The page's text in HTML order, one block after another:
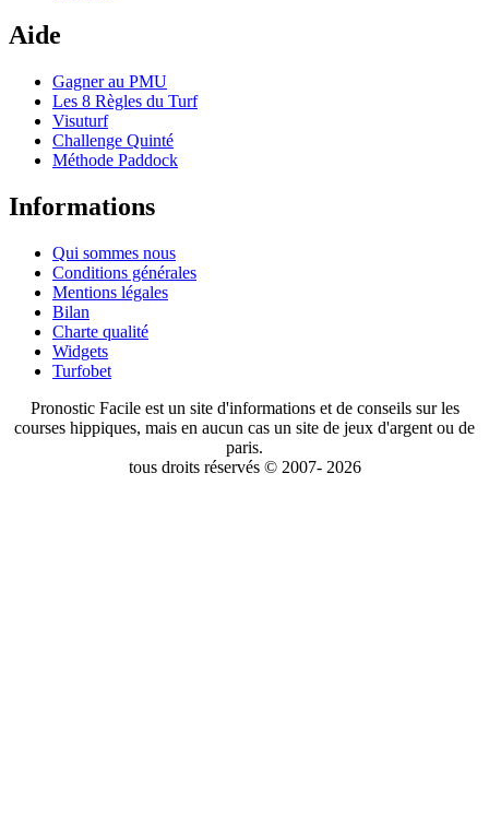
Aide
Gagner au PMU
Les 8 Règles du Turf
Visuturf
Challenge Quinté
Méthode Paddock
Informations
Qui sommes nous
Conditions générales
Mentions légales
Bilan
Charte qualité
Widgets
Turfobet
Pronostic Facile est un site d'informations et de conseils sur les
courses hippiques, mais en aucun cas un site de jeux d'argent ou de
paris.
tous droits réservés © 2007- 2026